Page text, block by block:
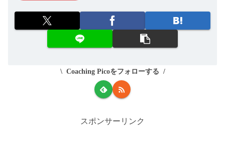
Coaching Picoをフォローする
スポンサーリンク